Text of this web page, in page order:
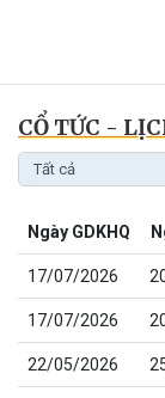
CỔ TỨC -
Ngày GDKHQ
17/07/2026
17/07/2026
22/05/2026